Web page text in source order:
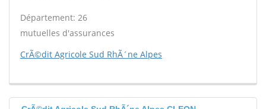
Département: 26
mutuelles d'assurances
CrÃ©dit Agricole Sud RhÃ´ne Alpes